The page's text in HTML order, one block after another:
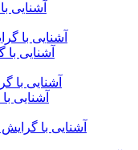
آشنایی
آشنایی
آشنایی